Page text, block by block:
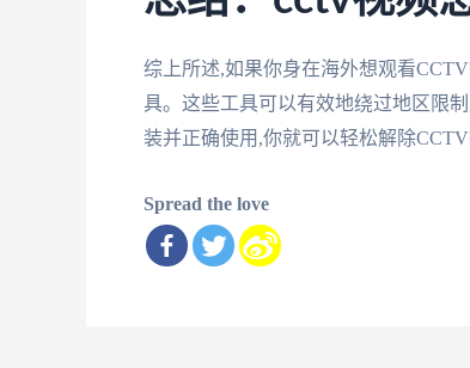
综上所述,如果你身在海外想观看
具。这些工具可以有效地绕过地区限
装并正确使用,你就可以轻松解除
Spread the love